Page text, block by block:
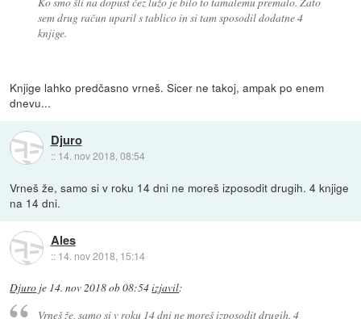
sem drug račun uparil s tablico in si tam sposodil dodatne 4
knjige.
Knjige lahko predčasno vrneš. Sicer ne takoj, ampak po enem
dnevu...
Djuro
:: 14. nov 2018, 08:54
Vrneš že, samo si v roku 14 dni ne moreš izposodit drugih. 4 knjige
na 14 dni.
Ales
:: 14. nov 2018, 15:14
Djuro je 14. nov 2018 ob 08:54izjavil:
Vrneš že, samo si v roku 14 dni ne moreš izposodit drugih. 4